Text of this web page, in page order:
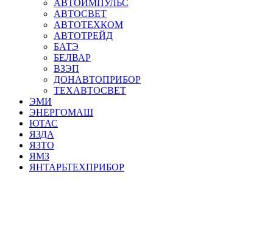
АВТОИМПУЛЬС
АВТОСВЕТ
АВТОТЕХКОМ
АВТОТРЕЙД
БАТЭ
БЕЛВАР
ВЗЭП
ДОНАВТОПРИБОР
ТЕХАВТОСВЕТ
ЭМИ
ЭНЕРГОМАШ
ЮТАС
ЯЗДА
ЯЗТО
ЯМЗ
ЯНТАРЬТЕХПРИБОР